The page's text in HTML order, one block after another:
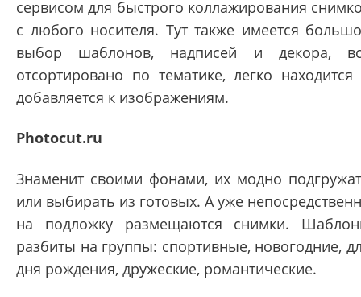
сервисом для быстрого коллажирования
с любого носителя. Тут также имеется
выбор шаблонов, надписей и декора,
отсортировано по тематике, легко
добавляется к изображениям.
Photocut.ru
Знаменит своими фонами, их модно
или выбирать из готовых. А уже
на подложку размещаются снимки.
разбиты на группы: спортивные, новогодние,
дня рождения, дружеские, романтические.